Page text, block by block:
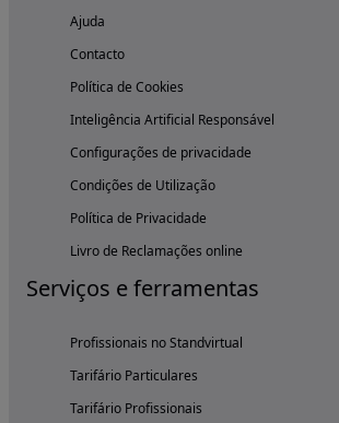
Ajuda
Contacto
Política de Cookies
Inteligência Artificial Responsável
Configurações de privacidade
Condições de Utilização
Política de Privacidade
Livro de Reclamações online
Serviços e ferramentas
Profissionais no Standvirtual
Tarifário Particulares
Tarifário Profissionais